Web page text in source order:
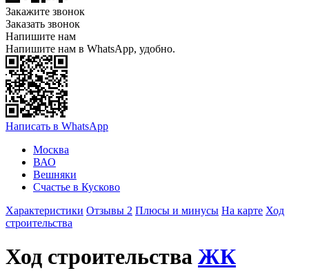
Закажите звонок
Заказать звонок
Напишите нам
Напишите нам в WhatsApp, удобно.
Написать в WhatsApp
Москва
ВАО
Вешняки
Счастье в Кусково
Характеристики Отзывы 2 Плюсы и минусы На карте Ход
строительства
Ход строительства ЖК